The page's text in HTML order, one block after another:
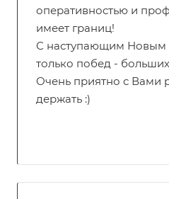
оперативностью и
имеет границ!
С наступающим Новым
только побед -
Очень приятно с Вами
держать :)